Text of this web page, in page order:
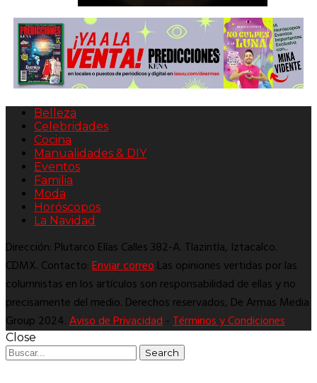
Belleza
Celebridades
Cocina
Manualidades & DIY
Eventos
Familia
Moda
Horóscopos
La Navidad
Dirección: Plutarco Elías Calles 382-A. Tlazintla, Iztacalco.
CDMX. Contacto:Enviar correoLas opiniones vertidas por las
columnistas en los artículos son responsabilidad de ellas y no
precisamente del medio. Derechos reservados, De Armas Media
Group 2024.Aviso de Privacidad-Términos y Condiciones
Close